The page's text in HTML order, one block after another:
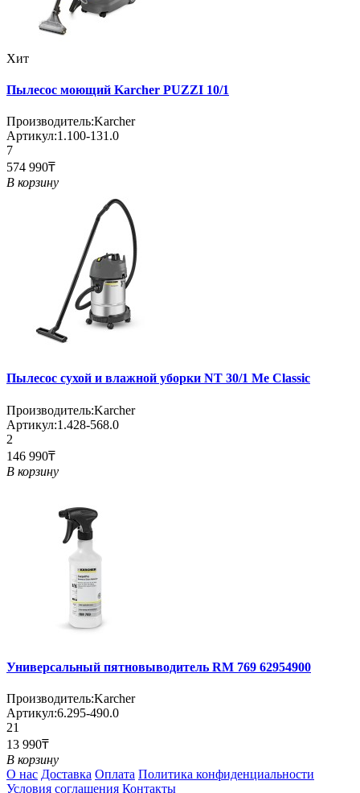
Хит
Пылесос моющий Karcher PUZZI 10/1
Производитель:Karcher
Артикул:1.100-131.0
7
574 990₸
В корзину
Пылесос сухой и влажной уборки NT 30/1 Me Classic
Производитель:Karcher
Артикул:1.428-568.0
2
146 990₸
В корзину
Универсальный пятновыводитель RM 769 62954900
Производитель:Karcher
Артикул:6.295-490.0
21
13 990₸
В корзину
О нас Доставка Оплата Политика конфиденциальности
Условия соглашения Контакты